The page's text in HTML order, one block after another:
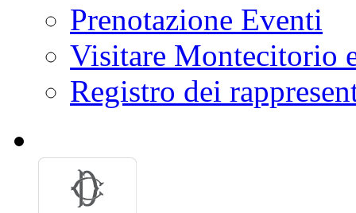
Prenotazione Eventi
Visitare Montecitorio
Registro dei